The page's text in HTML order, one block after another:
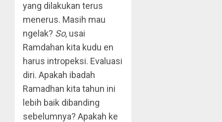
yang dilakukan terus
menerus. Masih mau
ngelak? So, usai
Ramdahan kita kudu en
harus intropeksi. Evaluasi
diri. Apakah ibadah
Ramadhan kita tahun ini
lebih baik dibanding
sebelumnya? Apakah ke